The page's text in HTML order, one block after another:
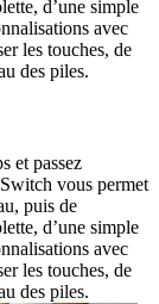
d’une simple
avec
les touches, de
des piles.
et passez
vous permet
puis de
d’une simple
avec
les touches, de
des piles.